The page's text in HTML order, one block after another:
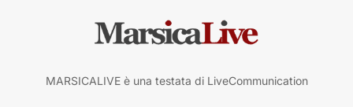
MARSICALIVE è una testata di LiveCommunication